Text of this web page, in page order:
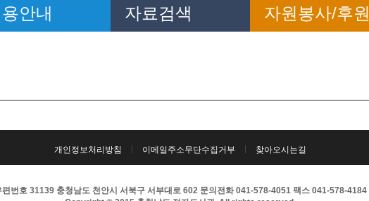
안내 자료검색 자원봉사/후원
개인정보처리방침 이메일주소무단수집거부 찾아오시는길
편번호 31139 충청남도 천안시 서북구 서부대로 602 문의전화 041-578-4051 팩스 041-578-4184